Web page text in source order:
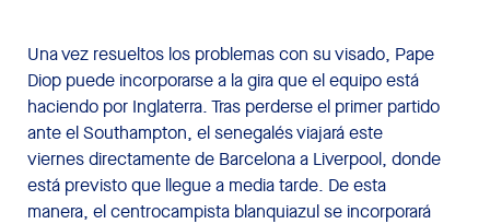
Una vez resueltos los problemas con su visado, Pape
Diop puede incorporarse a la gira que el equipo está
haciendo por Inglaterra. Tras perderse el primer partido
ante el Southampton, el senegalés viajará este
viernes directamente de Barcelona a Liverpool, donde
está previsto que llegue a media tarde. De esta
manera, el centrocampista blanquiazul se incorporará